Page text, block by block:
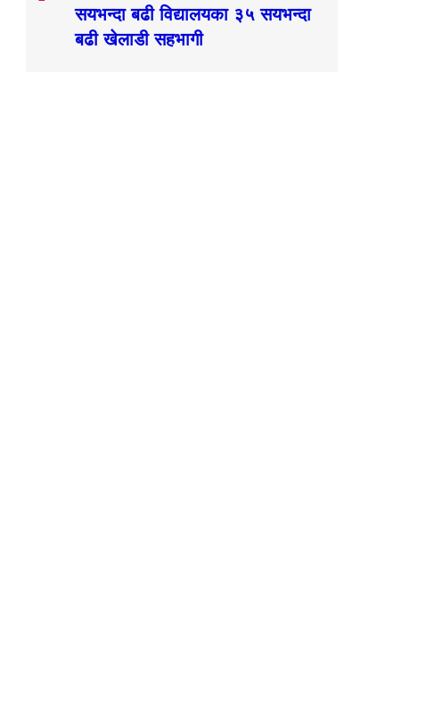
सयभन्दा बढी विद्यालयका ३५ सयभन्दा
बढी खेलाडी सहभागी